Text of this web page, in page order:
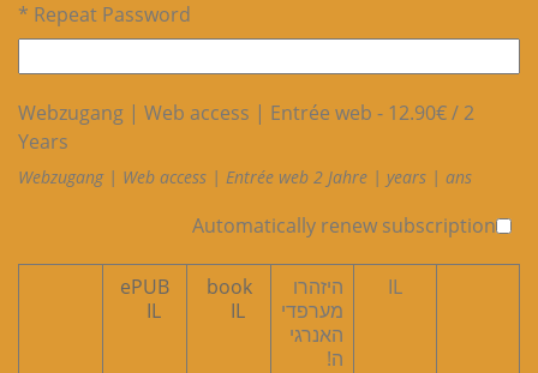
Repeat Password *
Webzugang | Web access | Entrée web - 12.90€/ 2
Years
Webzugang | Web access | Entrée web 2 Jahre | years | ans
Automatically renew subscription
IL
היזהרו
מערפדי
האנרגי
ה!
book
IL
ePUB
IL